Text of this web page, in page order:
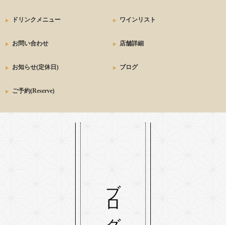
ドリンクメニュー ワインリスト
お問い合わせ 店舗詳細
お知らせ(定休日) ブログ
ご予約(Reserve)
ブログ